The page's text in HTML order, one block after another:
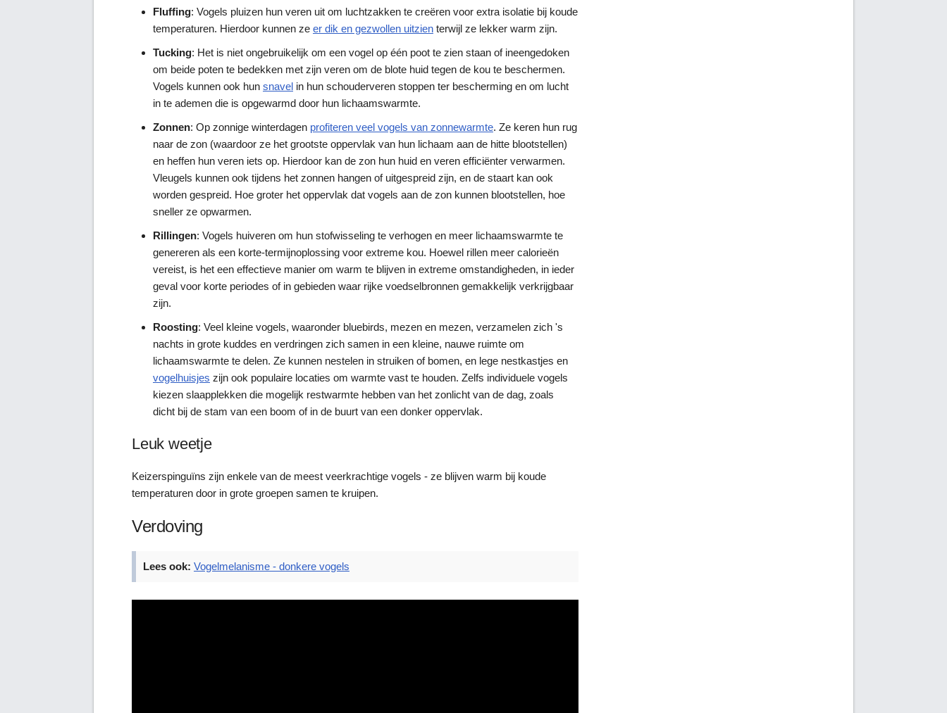
Fluffing: Vogels pluizen hun veren uit om luchtzakken te creëren voor extra isolatie bij koude
temperaturen. Hierdoor kunnen ze er dik en gezwollen uitzien terwijl ze lekker warm zijn.
Tucking: Het is niet ongebruikelijk om een vogel op één poot te zien staan of ineengedoken
om beide poten te bedekken met zijn veren om de blote huid tegen de kou te beschermen.
Vogels kunnen ook hun snavel in hun schouderveren stoppen ter bescherming en om lucht
in te ademen die is opgewarmd door hun lichaamswarmte.
Zonnen: Op zonnige winterdagen profiteren veel vogels van zonnewarmte. Ze keren hun rug
naar de zon (waardoor ze het grootste oppervlak van hun lichaam aan de hitte blootstellen)
en heffen hun veren iets op. Hierdoor kan de zon hun huid en veren efficiënter verwarmen.
Vleugels kunnen ook tijdens het zonnen hangen of uitgespreid zijn, en de staart kan ook
worden gespreid. Hoe groter het oppervlak dat vogels aan de zon kunnen blootstellen, hoe
sneller ze opwarmen.
Rillingen: Vogels huiveren om hun stofwisseling te verhogen en meer lichaamswarmte te
genereren als een korte-termijnoplossing voor extreme kou. Hoewel rillen meer calorieën
vereist, is het een effectieve manier om warm te blijven in extreme omstandigheden, in ieder
geval voor korte periodes of in gebieden waar rijke voedselbronnen gemakkelijk verkrijgbaar
zijn.
Roosting: Veel kleine vogels, waaronder bluebirds, mezen en mezen, verzamelen zich 's
nachts in grote kuddes en verdringen zich samen in een kleine, nauwe ruimte om
lichaamswarmte te delen. Ze kunnen nestelen in struiken of bomen, en lege nestkastjes en
vogelhuisjes zijn ook populaire locaties om warmte vast te houden. Zelfs individuele vogels
kiezen slaapplekken die mogelijk restwarmte hebben van het zonlicht van de dag, zoals
dicht bij de stam van een boom of in de buurt van een donker oppervlak.
Leuk weetje
Keizerspinguïns zijn enkele van de meest veerkrachtige vogels - ze blijven warm bij koude
temperaturen door in grote groepen samen te kruipen.
Verdoving
Lees ook: Vogelmelanisme - donkere vogels